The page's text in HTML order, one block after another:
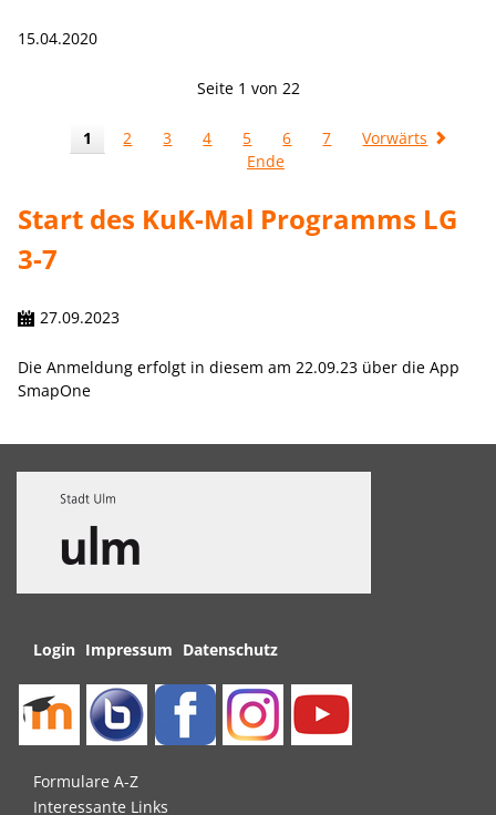
15.04.2020
Seite 1 von 22
1 2 3 4 5 6 7
Vorwärts
Ende
Start des KuK-Mal Programms LG
3-7
27.09.2023
Die Anmeldung erfolgt in diesem am 22.09.23 über die App
SmapOne
Navigation
Login Impressum Datenschutz
Navigation
überspringen
Formulare A-Z
Interessante Links